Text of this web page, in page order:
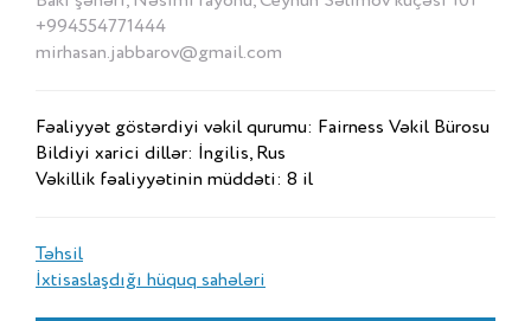
+994554771444
mirhasan.jabbarov@gmail.com
Fəaliyyət göstərdiyi vəkil qurumu: Fairness Vəkil Bürosu
Bildiyi xarici dillər: İngilis, Rus
Vəkillik fəaliyyətinin müddəti: 8 il
Təhsil
İxtisaslaşdığı hüquq sahələri